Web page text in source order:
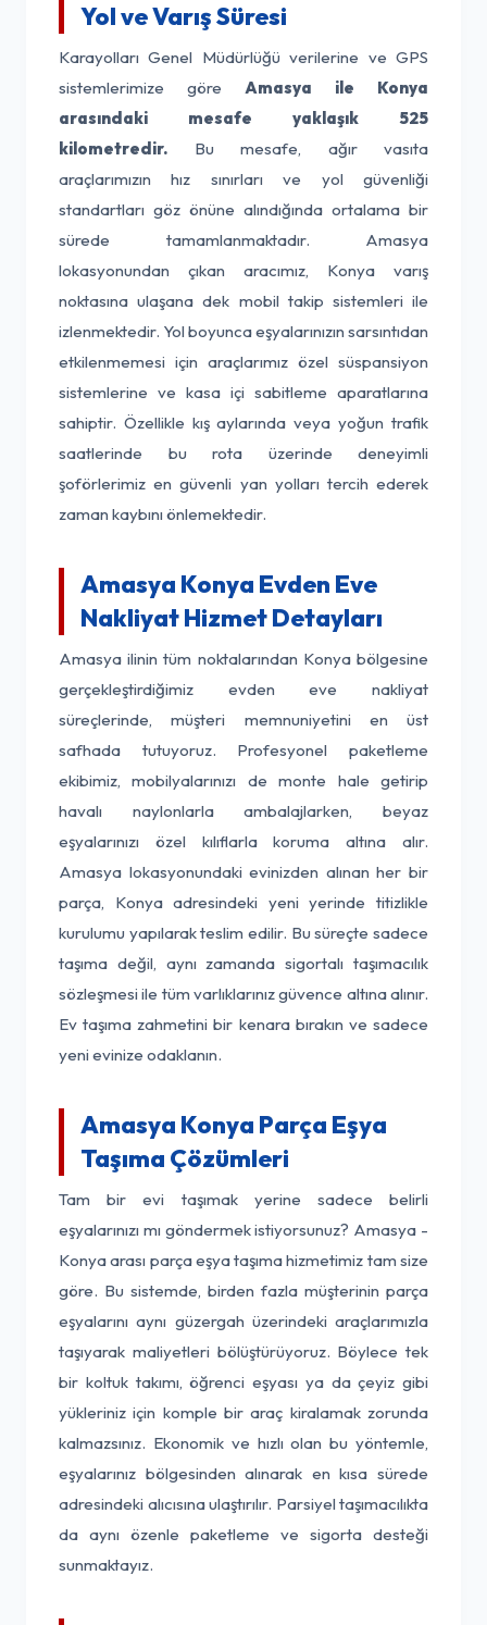
Yol ve Varış Süresi
Karayolları Genel Müdürlüğü verilerine ve GPS
sistemlerimize göre Amasya ile Konya
arasındaki mesafe yaklaşık 525
kilometredir. Bu mesafe, ağır vasıta
araçlarımızın hız sınırları ve yol güvenliği
standartları göz önüne alındığında ortalama bir
sürede tamamlanmaktadır. Amasya
lokasyonundan çıkan aracımız, Konya varış
noktasına ulaşana dek mobil takip sistemleri ile
izlenmektedir. Yol boyunca eşyalarınızın sarsıntıdan
etkilenmemesi için araçlarımız özel süspansiyon
sistemlerine ve kasa içi sabitleme aparatlarına
sahiptir. Özellikle kış aylarında veya yoğun trafik
saatlerinde bu rota üzerinde deneyimli
şoförlerimiz en güvenli yan yolları tercih ederek
zaman kaybını önlemektedir.
Amasya Konya Evden Eve
Nakliyat Hizmet Detayları
Amasya ilinin tüm noktalarından Konya bölgesine
gerçekleştirdiğimiz evden eve nakliyat
süreçlerinde, müşteri memnuniyetini en üst
safhada tutuyoruz. Profesyonel paketleme
ekibimiz, mobilyalarınızı de monte hale getirip
havalı naylonlarla ambalajlarken, beyaz
eşyalarınızı özel kılıflarla koruma altına alır.
Amasya lokasyonundaki evinizden alınan her bir
parça, Konya adresindeki yeni yerinde titizlikle
kurulumu yapılarak teslim edilir. Bu süreçte sadece
taşıma değil, aynı zamanda sigortalı taşımacılık
sözleşmesi ile tüm varlıklarınız güvence altına alınır.
Ev taşıma zahmetini bir kenara bırakın ve sadece
yeni evinize odaklanın.
Amasya Konya Parça Eşya
Taşıma Çözümleri
Tam bir evi taşımak yerine sadece belirli
eşyalarınızı mı göndermek istiyorsunuz? Amasya -
Konya arası parça eşya taşıma hizmetimiz tam size
göre. Bu sistemde, birden fazla müşterinin parça
eşyalarını aynı güzergah üzerindeki araçlarımızla
taşıyarak maliyetleri bölüştürüyoruz. Böylece tek
bir koltuk takımı, öğrenci eşyası ya da çeyiz gibi
yükleriniz için komple bir araç kiralamak zorunda
kalmazsınız. Ekonomik ve hızlı olan bu yöntemle,
eşyalarınız bölgesinden alınarak en kısa sürede
adresindeki alıcısına ulaştırılır. Parsiyel taşımacılıkta
da aynı özenle paketleme ve sigorta desteği
sunmaktayız.